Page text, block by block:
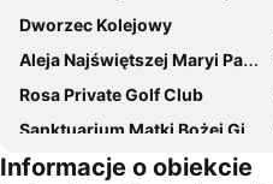
Dworzec Kolejowy
Aleja Najświętszej Maryi Panny
Rosa Private Golf Club
Sanktuarium Matki Bożej Gidelskiej
Ulica 7 kamienic w Częstochowie
Informacje o obiekcie